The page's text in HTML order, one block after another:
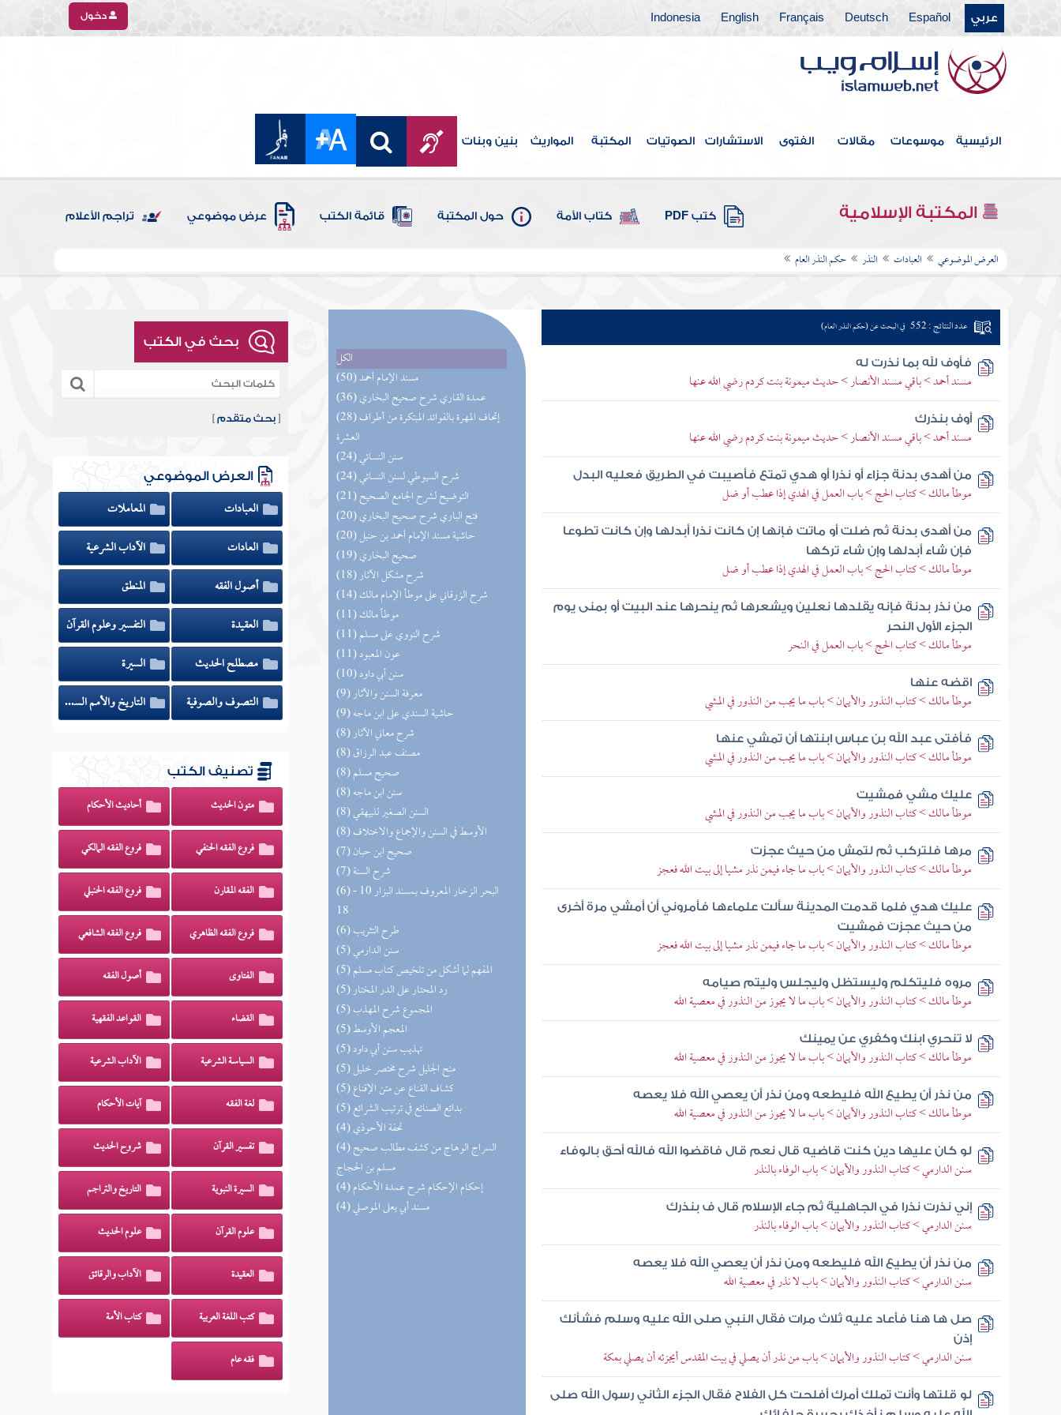
عربي Español
Deutsch
Français
English
Indonesia دخول
الرئيسية موسوعات مقالات الفتوى الاستشارات الصوتيات المكتبة المواريث بنين وبنات
المكتبة الإسلامية كتب PDF كتاب الأمة حول المكتبة قائمة الكتب عرض موضوعي تراجم الأعلام
العرض الموضوعي العبادات النذر حكم النذر العام
الكل
(50) مسند الإمام أحمد
(36) عمدة القاري شرح صحيح البخاري
(28) إتحاف المهرة بالفوائد المبتكرة من أطراف
العشرة
(24) سنن النسائي
(24) شرح السيوطي لسنن النسائي
(21) التوضيح لشرح الجامع الصحيح
(20) فتح الباري شرح صحيح البخاري
(20) حاشية مسند الإمام أحمد بن حنبل
(19) صحيح البخاري
(18) شرح مشكل الآثار
(14) شرح الزرقاني على موطأ الإمام مالك
(11) موطأ مالك
(11) شرح النووي على مسلم
(11) عون المعبود
(10) سنن أبي داود
(9) معرفة السنن والآثار
(9) حاشية السندي على ابن ماجه
(8) شرح معاني الآثار
(8) مصنف عبد الرزاق
(8) صحيح مسلم
(8) سنن ابن ماجه
(8) السنن الصغير للبيهقي
(8) الأوسط في السنن والإجماع والاختلاف
(7) صحيح ابن حبان
(7) شرح السنة
(6) البحر الزخار المعروف بمسند البزار 10 -
18
(6) طرح التثريب
(5) سنن الدارمي
(5) المفهم لما أشكل من تلخيص كتاب مسلم
(5) رد المحتار على الدر المختار
(5) المجموع شرح المهذب
(5) المعجم الأوسط
(5) تهذيب سنن أبي داود
(5) منح الجليل شرح مختصر خليل
(5) كشاف القناع عن متن الإقناع
(5) بدائع الصنائع في ترتيب الشرائع
(4) تحفة الأحوذي
(4) السراج الوهاج من كشف مطالب صحيح
مسلم بن الحجاج
(4) إحكام الإحكام شرح عمدة الأحكام
(4) مسند أبي يعلى الموصلي
عدد النتائج : 552 في البحث عن (حكم النذر العام)
فأوف لله بما نذرت له
مسند أحمد > باقي مسند الأنصار > حديث ميمونة بنت كردم رضي الله عنها
أوف بنذرك
مسند أحمد > باقي مسند الأنصار > حديث ميمونة بنت كردم رضي الله عنها
من أهدى بدنة جزاء أو نذرا أو هدي تمتع فأصيبت في الطريق فعليه البدل
موطأ مالك > كتاب الحج > باب العمل في الهدي إذا عطب أو ضل
من أهدى بدنة ثم ضلت أو ماتت فإنها إن كانت نذرا أبدلها وإن كانت تطوعا
فإن شاء أبدلها وإن شاء تركها
موطأ مالك > كتاب الحج > باب العمل في الهدي إذا عطب أو ضل
من نذر بدنة فإنه يقلدها نعلين ويشعرها ثم ينحرها عند البيت أو بمنى يوم
الجزء الأول النحر
موطأ مالك > كتاب الحج > باب العمل في النحر
اقضه عنها
موطأ مالك > كتاب النذور والأيمان > باب ما يجب من النذور في المشي
فأفتى عبد الله بن عباس ابنتها أن تمشي عنها
موطأ مالك > كتاب النذور والأيمان > باب ما يجب من النذور في المشي
عليك مشي فمشيت
موطأ مالك > كتاب النذور والأيمان > باب ما يجب من النذور في المشي
مرها فلتركب ثم لتمش من حيث عجزت
موطأ مالك > كتاب النذور والأيمان > باب ما جاء فيمن نذر مشيا إلى بيت الله فعجز
عليك هدي فلما قدمت المدينة سألت علماءها فأمروني أن أمشي مرة أخرى
من حيث عجزت فمشيت
موطأ مالك > كتاب النذور والأيمان > باب ما جاء فيمن نذر مشيا إلى بيت الله فعجز
مروه فليتكلم وليستظل وليجلس وليتم صيامه
موطأ مالك > كتاب النذور والأيمان > باب ما لا يجوز من النذور في معصية الله
لا تنحري ابنك وكفري عن يمينك
موطأ مالك > كتاب النذور والأيمان > باب ما لا يجوز من النذور في معصية الله
من نذر أن يطيع الله فليطعه ومن نذر أن يعصي الله فلا يعصه
موطأ مالك > كتاب النذور والأيمان > باب ما لا يجوز من النذور في معصية الله
لو كان عليها دين كنت قاضيه قال نعم قال فاقضوا الله فالله أحق بالوفاء
سنن الدارمي > كتاب النذور والأيمان > باب الوفاء بالنذر
إني نذرت نذرا في الجاهلية ثم جاء الإسلام قال ف بنذرك
سنن الدارمي > كتاب النذور والأيمان > باب الوفاء بالنذر
من نذر أن يطيع الله فليطعه ومن نذر أن يعصي الله فلا يعصه
سنن الدارمي > كتاب النذور والأيمان > باب لا نذر في معصية الله
صل ها هنا فأعاد عليه ثلاث مرات فقال النبي صلى الله عليه وسلم فشأنك
إذن
سنن الدارمي > كتاب النذور والأيمان > باب من نذر أن يصلي في بيت المقدس أيجزئه أن يصلي بمكة
لو قلتها وأنت تملك أمرك أفلحت كل الفلاح فقال الجزء الثاني رسول الله صلى
بحث في الكتب
[بحث متقدم ]
العرض الموضوعي
العبادات
المعاملات
العادات
الآداب الشرعية
أصول الفقه
المنطق
العقيدة
التفسير وعلوم القرآن
مصطلح الحديث
السيرة
التصوف والصوفية
التاريخ والأمم السابقة
تصنيف الكتب
متون الحديث أحاديث الأحكام
فروع الفقه الحنفي فروع الفقه المالكي
الفقه المقارن فروع الفقه الحنبلي
فروع الفقه الظاهري فروع الفقه الشافعي
الفتاوى أصول الفقه
القضاء القواعد الفقهية
السياسة الشرعية الآداب الشرعية
لغة الفقه آيات الأحكام
تفسير القرآن شروح الحديث
السيرة النبوية التاريخ والتراجم
علوم القرآن علوم الحديث
العقيدة الآداب والرقائق
كتب اللغة العربية كتاب الأمة
فقه عام